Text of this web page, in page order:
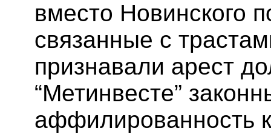
вместо Новинского
связанные с
признавали арест
“Метинвесте”
аффилированность